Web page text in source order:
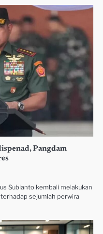
Pangdam
Subianto kembali melakukan
sejumlah perwira